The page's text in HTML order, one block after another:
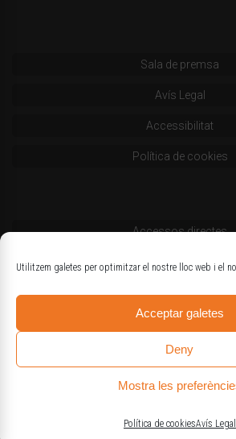
Utilitzem galetes per optimitzar el nostre lloc web i el
Acceptar galetes
Deny
Mostra les
Política de cookiesAvís Legal
Sala de premsa
Avís Legal
Accessibilitat
Política de cookies
Accessos directes
Codi deontològic
Estatuts
Logotips oficials
© Col·legi d'Enginyers Agrònoms de